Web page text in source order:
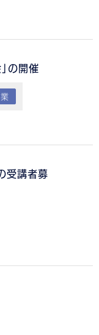
の開催
受講者募